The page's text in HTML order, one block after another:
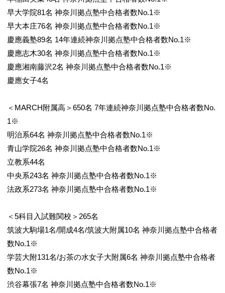
早大学院81名 神奈川拠点塾中合格者数No.1※
早大本庄76名 神奈川拠点塾中合格者数No.1※
慶應義塾89名 14年連続神奈川拠点塾中合格者数No.1※
慶應志木30名 神奈川拠点塾中合格者数No.1※
慶應湘南藤沢2名 神奈川拠点塾中合格者数No.1※
慶應女子4名
＜MARCH附属高＞650名 7年連続神奈川拠点塾中合格者数No.
1※
明治系64名 神奈川拠点塾中合格者数No.1※
青山学院26名 神奈川拠点塾中合格者数No.1※
立教系44名
中央系243名 神奈川拠点塾中合格者数No.1※
法政系273名 神奈川拠点塾中合格者数No.1※
＜5科目入試難関校＞265名
筑波大駒場1名/開成4名/筑波大附属10名 神奈川拠点塾中合格者
数No.1※
学芸大附131名/お茶の水女子大附属6名 神奈川拠点塾中合格者
数No.1※
渋谷幕張7名 神奈川拠点塾中合格者数No.1※